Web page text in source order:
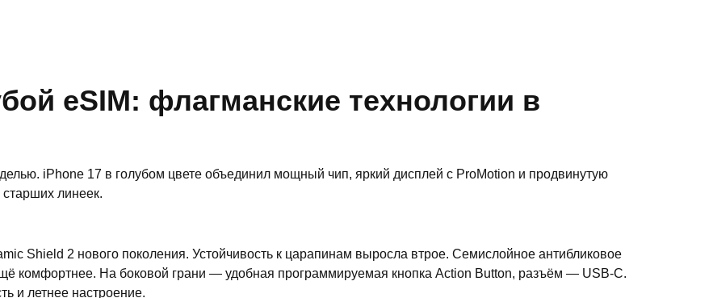
eSIM: флагманские технологии в
iPhone 17 в голубом цвете объединил мощный чип, яркий дисплей с ProMotion и продвинутую
линеек.
Shield 2 нового поколения. Устойчивость к царапинам выросла втрое. Семислойное антибликовое
комфортнее. На боковой грани — удобная программируемая кнопка Action Button, разъём — USB-C.
и летнее настроение.